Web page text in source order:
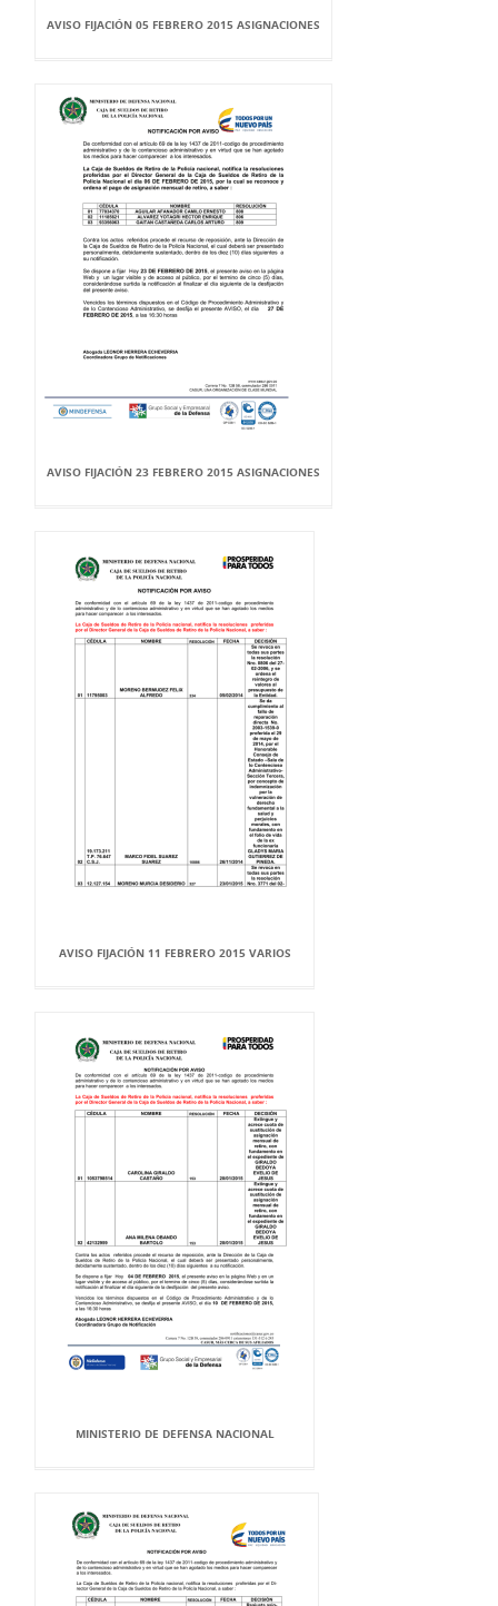
AVISO FIJACIÓN 05 FEBRERO 2015 ASIGNACIONES
AVISO FIJACIÓN 23 FEBRERO 2015 ASIGNACIONES
AVISO FIJACIÓN 11 FEBRERO 2015 VARIOS
MINISTERIO DE DEFENSA NACIONAL